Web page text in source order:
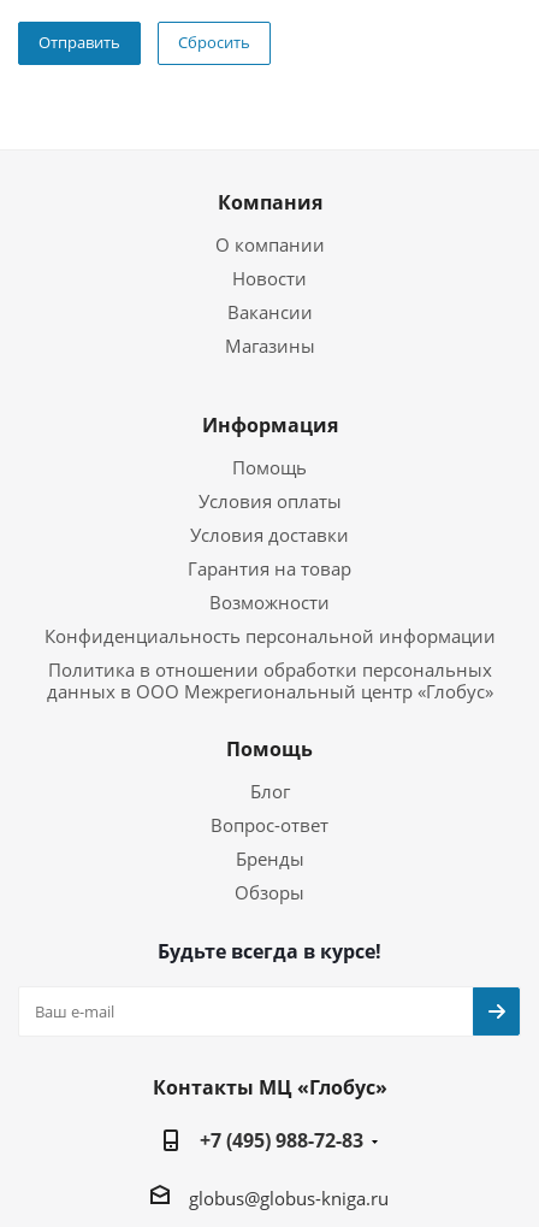
Сбросить
Компания
О компании
Новости
Вакансии
Магазины
Информация
Помощь
Условия оплаты
Условия доставки
Гарантия на товар
Возможности
Конфиденциальность персональной информации
Политика в отношении обработки персональных
данных в ООО Межрегиональный центр «Глобус»
Помощь
Блог
Вопрос-ответ
Бренды
Обзоры
Будьте всегда в курсе!
Контакты МЦ «Глобус»
+7 (495) 988-72-83
globus@globus-kniga.ru